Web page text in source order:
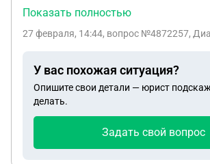
находится на полигоне, есть
лечение не оказывают в госпиталь
Показать полностью
27 февраля, 14:44, вопрос №4872257,
У вас похожая ситуация?
Опишите свои детали — юрист
делать.
Задать свой вопрос